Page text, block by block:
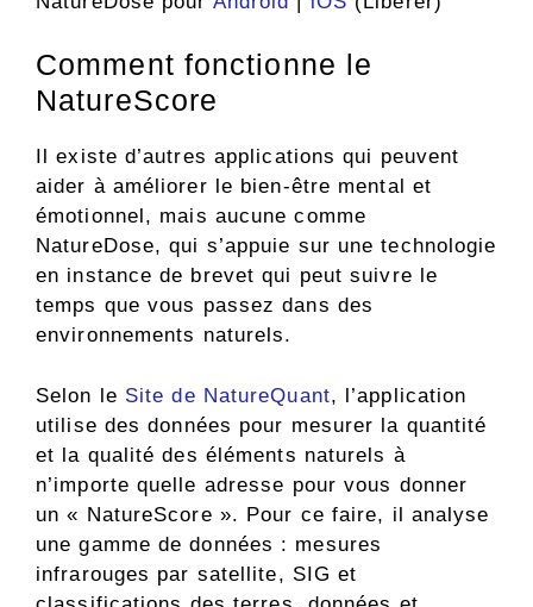
Comment fonctionne le
NatureScore
Il existe d’autres applications qui peuvent
aider à améliorer le bien-être mental et
émotionnel, mais aucune comme
NatureDose, qui s’appuie sur une technologie
en instance de brevet qui peut suivre le
temps que vous passez dans des
environnements naturels.
Selon le Site de NatureQuant, l’application
utilise des données pour mesurer la quantité
et la qualité des éléments naturels à
n’importe quelle adresse pour vous donner
un « NatureScore ». Pour ce faire, il analyse
une gamme de données : mesures
infrarouges par satellite, SIG et